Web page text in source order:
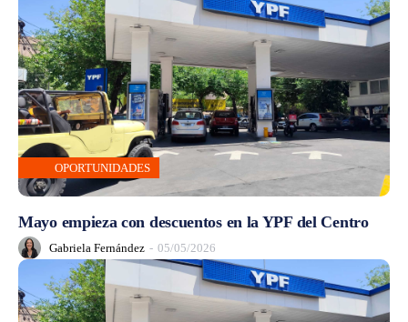
OPORTUNIDADES
Mayo empieza con descuentos en la YPF del Centro
Gabriela Fernández - 05/05/2026